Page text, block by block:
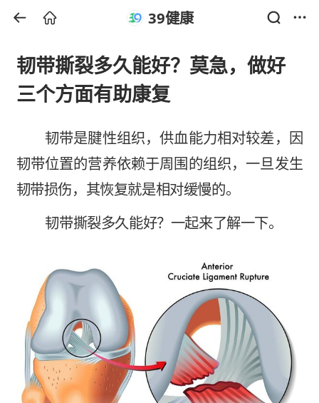
39健康
韧带撕裂多久能好？莫急，做好
三个方面有助康复
韧带是腱性组织，供血能力相对较差，因
韧带位置的营养依赖于周围的组织，一旦发生
韧带损伤，其恢复就是相对缓慢的。
韧带撕裂多久能好？一起来了解一下。